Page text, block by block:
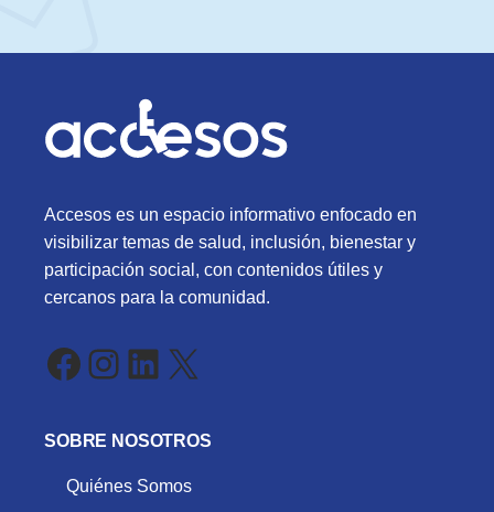
Accesos es un espacio informativo enfocado en
visibilizar temas de salud, inclusión, bienestar y
participación social, con contenidos útiles y
cercanos para la comunidad.
Facebook
Instagram
LinkedIn
X
SOBRE NOSOTROS
Quiénes Somos